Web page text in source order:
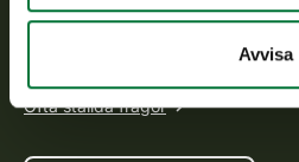
Avvisa
Vardagar kl. 9–15
Ofta ställda frågor